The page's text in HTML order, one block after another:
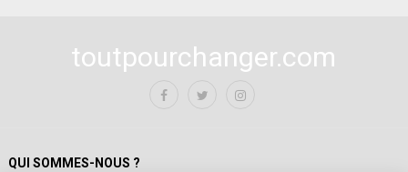
toutpourchanger.com
QUI SOMMES-NOUS ?